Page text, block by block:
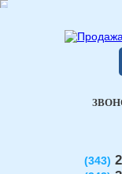
(343)